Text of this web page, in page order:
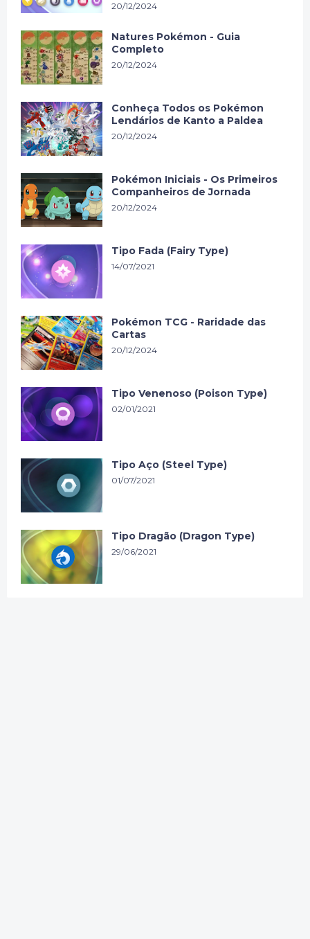
20/12/2024
Natures Pokémon - Guia
Completo
20/12/2024
Conheça Todos os Pokémon
Lendários de Kanto a Paldea
20/12/2024
Pokémon Iniciais - Os Primeiros
Companheiros de Jornada
20/12/2024
Tipo Fada (Fairy Type)
14/07/2021
Pokémon TCG - Raridade das
Cartas
20/12/2024
Tipo Venenoso (Poison Type)
02/01/2021
Tipo Aço (Steel Type)
01/07/2021
Tipo Dragão (Dragon Type)
29/06/2021